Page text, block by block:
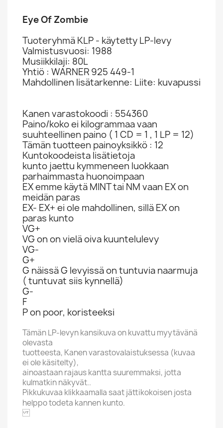
Eye Of Zombie
Tuoteryhmä KLP - käytetty LP-levy
Valmistusvuosi: 1988
Musiikkilaji: 80L
Yhtiö : WARNER 925 449-1
Mahdollinen lisätarkenne: Liite: kuvapussi
Kanen varastokoodi : 554360
Paino/koko ei kilogrammaa vaan
suuhteellinen paino ( 1 CD = 1 , 1 LP = 12)
Tämän tuotteen painoyksikkö : 12
Kuntokoodeista lisätietoja
kunto jaettu kymmeneen luokkaan
parhaimmasta huonoimpaan
EX emme käytä MINT tai NM vaan EX on
meidän paras
EX- EX+ ei ole mahdollinen, sillä EX on
paras kunto
VG+
VG on on vielä oiva kuuntelulevy
VG-
G+
G näissä G levyissä on tuntuvia naarmuja
( tuntuvat siis kynnellä)
G-
F
P on poor, koristeeksi
Tämän LP-levyn kansikuva on kuvattu myytävänä
olevasta
tuotteesta, Kanen varastovalaistuksessa (kuvaa
ei ole käsitelty),
ainoastaan rajaus kantta suuremmaksi, jotta
kulmatkin näkyvät..
Pikkukuvaa klikkaamalla saat jättikokoisen josta
helppo todeta kannen kunto.